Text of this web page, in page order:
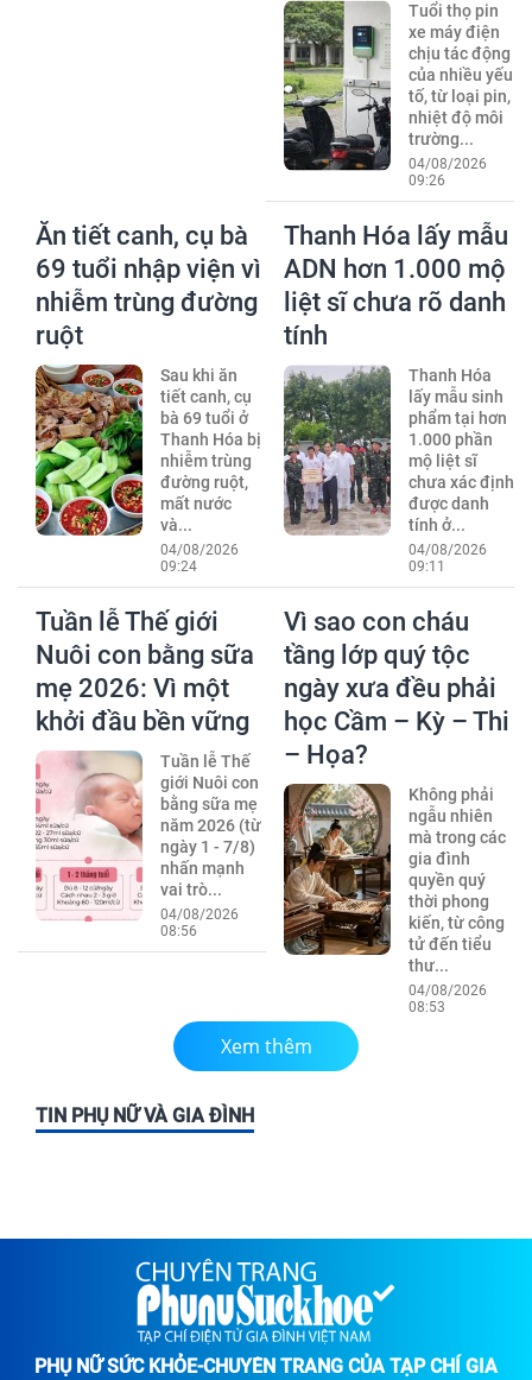
Tuổi thọ pin
xe máy điện
chịu tác động
của nhiều yếu
tố, từ loại pin,
nhiệt độ môi
trường...
04/08/2026
09:26
Ăn tiết canh, cụ bà
69 tuổi nhập viện vì
nhiễm trùng đường
ruột
Sau khi ăn
tiết canh, cụ
bà 69 tuổi ở
Thanh Hóa bị
nhiễm trùng
đường ruột,
mất nước
và...
04/08/2026
09:24
Thanh Hóa lấy mẫu
ADN hơn 1.000 mộ
liệt sĩ chưa rõ danh
tính
Thanh Hóa
lấy mẫu sinh
phẩm tại hơn
1.000 phần
mộ liệt sĩ
chưa xác định
được danh
tính ở...
04/08/2026
09:11
Tuần lễ Thế giới
Nuôi con bằng sữa
mẹ 2026: Vì một
khởi đầu bền vững
Tuần lễ Thế
giới Nuôi con
bằng sữa mẹ
năm 2026 (từ
ngày 1 - 7/8)
nhấn mạnh
vai trò...
04/08/2026
08:56
Vì sao con cháu
tầng lớp quý tộc
ngày xưa đều phải
học Cầm – Kỳ – Thi
– Họa?
Không phải
ngẫu nhiên
mà trong các
gia đình
quyền quý
thời phong
kiến, từ công
tử đến tiểu
thư...
04/08/2026
08:53
Xem thêm
TIN PHỤ NỮ VÀ GIA ĐÌNH
PHỤ NỮ SỨC KHỎE-CHUYÊN TRANG CỦA TẠP CHÍ GIA